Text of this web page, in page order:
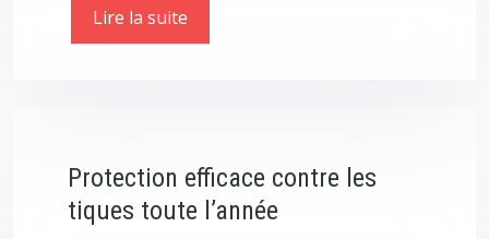
Lire la suite
Protection efficace contre les
tiques toute l’année